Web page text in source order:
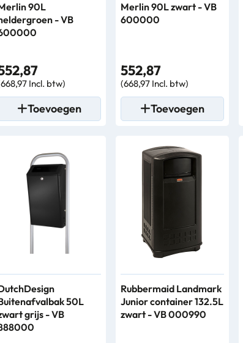
90L
- VB
Incl. btw)
Toevoegen
Merlin 90L zwart - VB
600000
552,87
(668,97 Incl. btw)
Toevoegen
50L
grijs - VB
Rubbermaid Landmark
Junior container 132.5L
zwart - VB 000990